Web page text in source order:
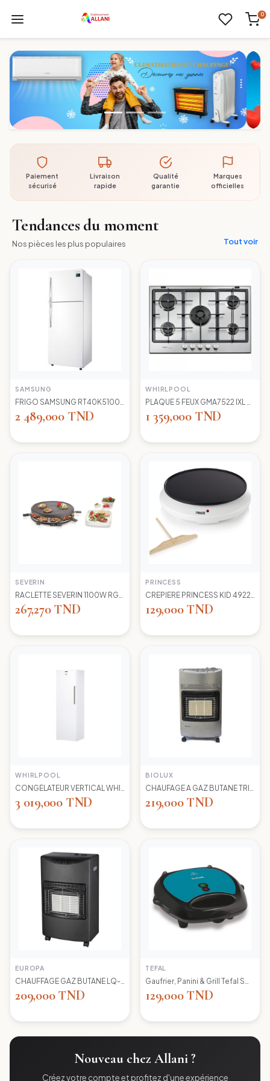
0
Paiement
sécurisé
Livraison
rapide
Qualité
garantie
Marques
officielles
Tendances du moment
Nos pièces les plus populaires Tout voir
SAMSUNG
2 489,000 TND
WHIRLPOOL
1 359,000 TND
SEVERIN
267,270 TND
PRINCESS
129,000 TND
WHIRLPOOL
3 019,000 TND
BIOLUX
219,000 TND
EUROPA
209,000 TND
TEFAL
129,000 TND
Nouveau chez Allani ?
Créez votre compte et profitez d'une expérience